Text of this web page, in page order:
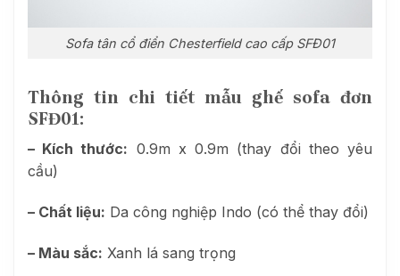
Sofa tân cổ điển Chesterfield cao cấp SFĐ01
Thông tin chi tiết mẫu ghế sofa đơn
SFĐ01:
– Kích thước: 0.9m x 0.9m (thay đổi theo yêu
cầu)
– Chất liệu: Da công nghiệp Indo (có thể thay đổi)
– Màu sắc: Xanh lá sang trọng